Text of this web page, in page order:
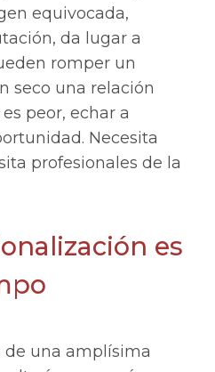
equivocada,
da lugar a
romper un
seco una relación
peor, echar a
Necesita
profesionales de la
es
una amplísima